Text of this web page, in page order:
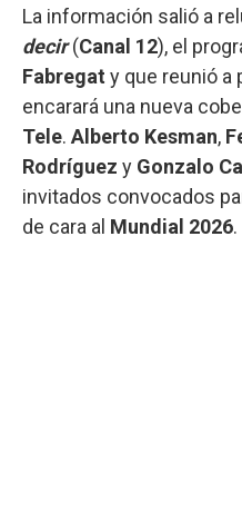
La información salió a
decir(Canal 12), el
Fabregat y que reunió a
encarará una nueva
Tele. Alberto Kesman,
Rodríguez y Gonzalo
invitados convocados
de cara al Mundial 2026.